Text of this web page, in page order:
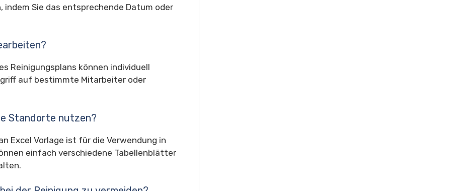
Sie das entsprechende Datum oder
Reinigungsplans können individuell
auf bestimmte Mitarbeiter oder
Standorte nutzen?
Excel Vorlage ist für die Verwendung in
einfach verschiedene Tabellenblätter